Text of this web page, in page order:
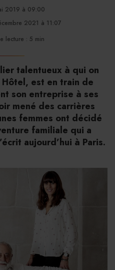
2019 à 09:00
2021 à 11:07
lecture : 5 min
talentueux à qui on
est en train de
son entreprise à ses
mené des carrières
femmes ont décidé
familiale qui a
aujourd’hui à Paris.